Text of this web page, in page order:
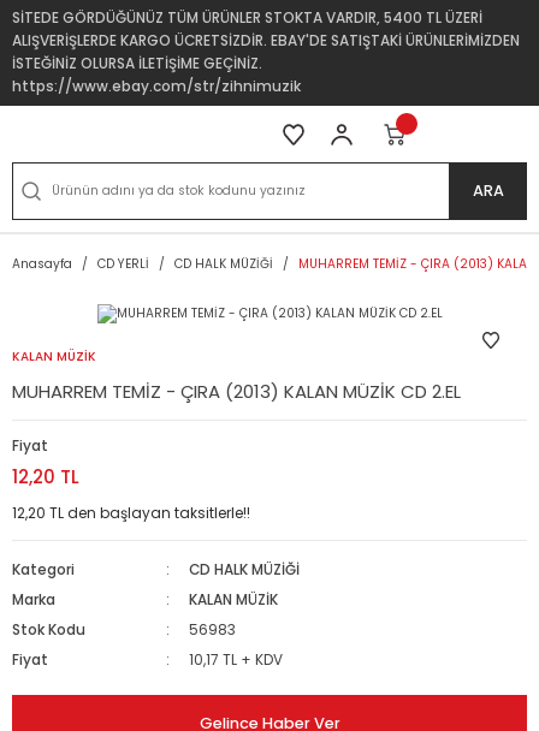
SİTEDE GÖRDÜĞÜNÜZ TÜM ÜRÜNLER STOKTA VARDIR, 5400 TL ÜZERİ
ALIŞVERİŞLERDE KARGO ÜCRETSİZDİR. EBAY'DE SATIŞTAKİ ÜRÜNLERİMİZDEN
İSTEĞİNİZ OLURSA İLETİŞİME GEÇİNİZ.
https://www.ebay.com/str/zihnimuzik
ARA
Anasayfa CD YERLİ CD HALK MÜZİĞİ MUHARREM TEMİZ - ÇIRA (2013) KALAN
KALAN MÜZİK
MUHARREM TEMİZ - ÇIRA (2013) KALAN MÜZİK CD 2.EL
Fiyat
12,20 TL
12,20 TL den başlayan taksitlerle!!
Kategori
CD HALK MÜZİĞİ
Marka
KALAN MÜZİK
Stok Kodu
56983
Fiyat
10,17 TL + KDV
Gelince Haber Ver